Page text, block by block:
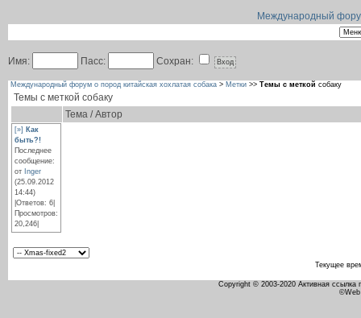
Международный
Имя: Пасс: Сохран:
Международный форум о пород китайская хохлатая собака > Метки >> Темы с меткой собаку
Темы с меткой собаку
Тема / Автор
[»]
Как
быть?!
Последнее
сообщение:
от Inger
(25.09.2012
14:44)
|Ответов: 6|
Просмотров:
20,246|
Текущее
Copyright © 2003-2020 Активная ссылка